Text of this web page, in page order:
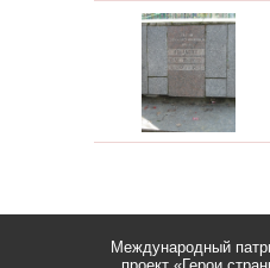
Международный